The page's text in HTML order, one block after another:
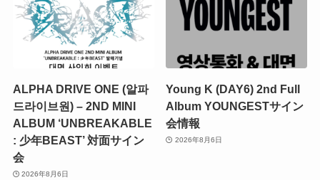
ALPHA DRIVE ONE (알파
드라이브원) – 2ND MINI
ALBUM ‘UNBREAKABLE
: 少年BEAST’ 対面サイン
会
2026年8月6日
Young K (DAY6) 2nd Full
Album YOUNGESTサイン
会情報
2026年8月6日